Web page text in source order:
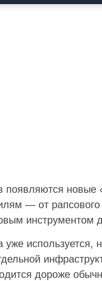
появляются
— от
инструментом
уже используется,
дороже